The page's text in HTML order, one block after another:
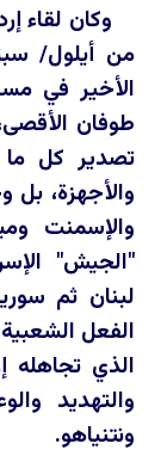
الأخير في
طوفان
تصدير كل ما
والأجهزة، بل
والإسمنت
"الجيش"
لبنان ثم
الفعل الشعبية
الذي تجاهله
والتهديد
ونتنياهو.